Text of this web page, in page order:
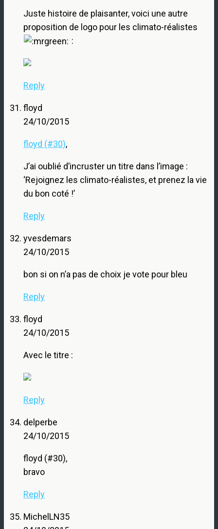
Juste histoire de plaisanter, voici une autre
proposition de logo pour les climato-réalistes
:
Reply
floyd
24/10/2015
floyd (#30),
J’ai oublié d’incruster un titre dans l’image :
‘Rejoignez les climato-réalistes, et prenez la vie
du bon coté !’
Reply
yvesdemars
24/10/2015
bon si on n’a pas de choix je vote pour bleu
Reply
floyd
24/10/2015
Avec le titre :
Reply
delperbe
24/10/2015
floyd (#30),
bravo
Reply
MichelLN35